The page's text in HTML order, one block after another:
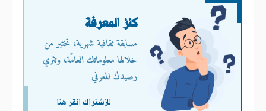
كنز المعرفة
مسابقة ثقافية شهرية، تختبر من
خلالها معلوماتك العامّة، وتثري
رصيدك المعرفي
للأشتراك انقر هنا